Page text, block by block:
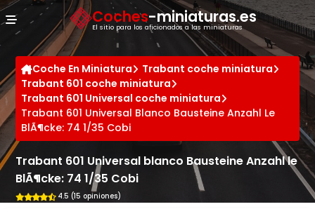
Coches-miniaturas.es
El sitio para los aficionados a las miniaturas
Coche En Miniatura
Trabant coche miniatura
Trabant 601 coche miniatura
Trabant 601 Universal coche miniatura
Trabant 601 Universal Blanco Bausteine Anzahl Le
BlÃ¶cke: 74 1/35 Cobi
Trabant 601 Universal blanco Bausteine Anzahl le
BlÃ¶cke: 74 1/35 Cobi
4.5 (15 opiniones)
Panel de gestión de cookies